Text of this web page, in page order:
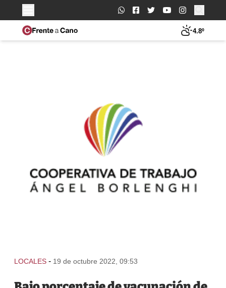
Buscar:
4.8º
LOCALES - 19 de octubre 2022, 09:53